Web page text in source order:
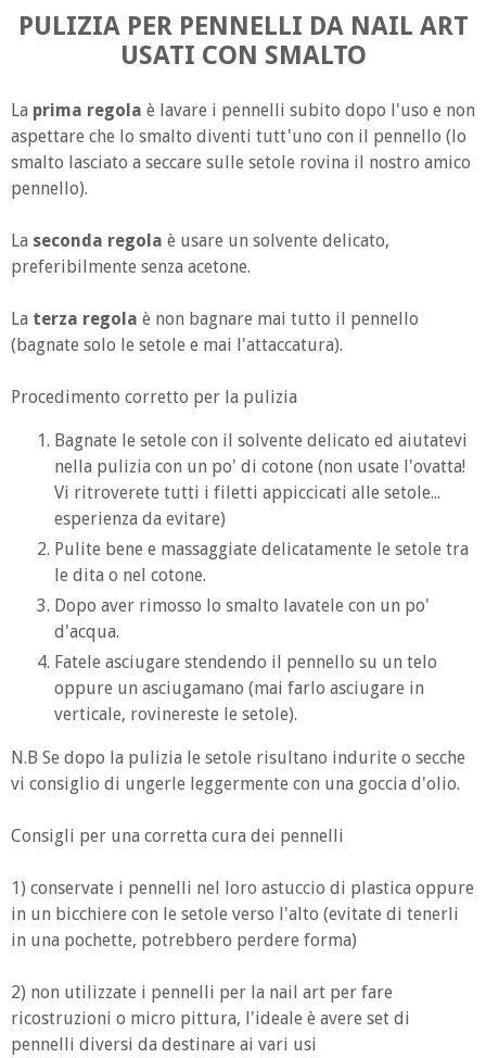
PULIZIA PER PENNELLI DA NAIL ART
USATI CON SMALTO
La prima regola è lavare i pennelli subito dopo l'uso e non
aspettare che lo smalto diventi tutt'uno con il pennello (lo
smalto lasciato a seccare sulle setole rovina il nostro amico
pennello).
La seconda regola è usare un solvente delicato,
preferibilmente senza acetone.
La terza regola è non bagnare mai tutto il pennello
(bagnate solo le setole e mai l'attaccatura).
Procedimento corretto per la pulizia
Bagnate le setole con il solvente delicato ed aiutatevi
nella pulizia con un po' di cotone (non usate l'ovatta!
Vi ritroverete tutti i filetti appiccicati alle setole...
esperienza da evitare)
Pulite bene e massaggiate delicatamente le setole tra
le dita o nel cotone.
Dopo aver rimosso lo smalto lavatele con un po'
d'acqua.
Fatele asciugare stendendo il pennello su un telo
oppure un asciugamano (mai farlo asciugare in
verticale, rovinereste le setole).
N.B Se dopo la pulizia le setole risultano indurite o secche
vi consiglio di ungerle leggermente con una goccia d'olio.
Consigli per una corretta cura dei pennelli
1) conservate i pennelli nel loro astuccio di plastica oppure
in un bicchiere con le setole verso l'alto (evitate di tenerli
in una pochette, potrebbero perdere forma)
2) non utilizzate i pennelli per la nail art per fare
ricostruzioni o micro pittura, l'ideale è avere set di
pennelli diversi da destinare ai vari usi